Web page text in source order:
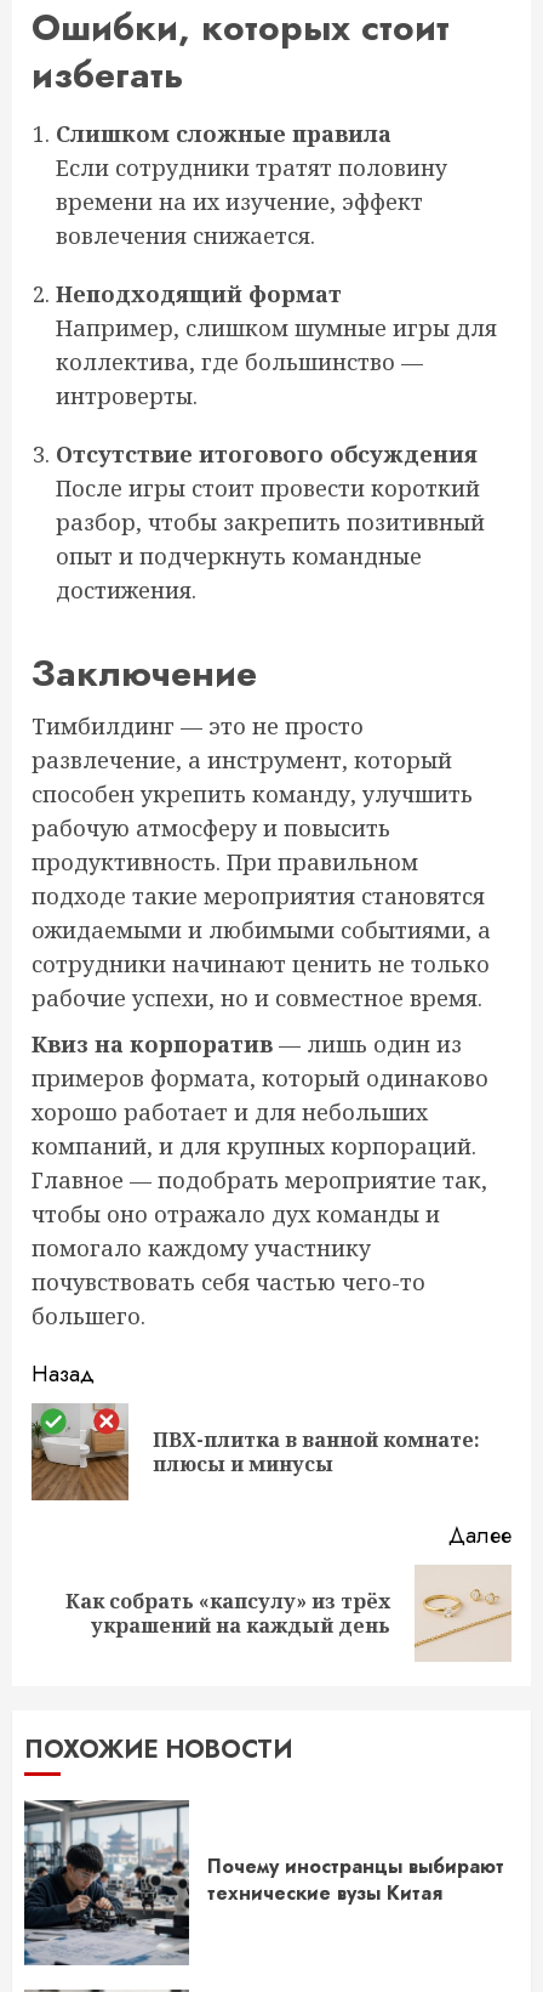
Ошибки, которых стоит
избегать
Слишком сложные правила
Если сотрудники тратят половину
времени на их изучение, эффект
вовлечения снижается.
Неподходящий формат
Например, слишком шумные игры для
коллектива, где большинство —
интроверты.
Отсутствие итогового обсуждения
После игры стоит провести короткий
разбор, чтобы закрепить позитивный
опыт и подчеркнуть командные
достижения.
Заключение
Тимбилдинг — это не просто
развлечение, а инструмент, который
способен укрепить команду, улучшить
рабочую атмосферу и повысить
продуктивность. При правильном
подходе такие мероприятия становятся
ожидаемыми и любимыми событиями, а
сотрудники начинают ценить не только
рабочие успехи, но и совместное время.
Квиз на корпоратив — лишь один из
примеров формата, который одинаково
хорошо работает и для небольших
компаний, и для крупных корпораций.
Главное — подобрать мероприятие так,
чтобы оно отражало дух команды и
помогало каждому участнику
почувствовать себя частью чего-то
большего.
Продолжить
чтение
Назад
ПВХ-плитка в ванной комнате:
плюсы и минусы
Далее
Следующая
запись:
Как собрать «капсулу» из трёх
украшений на каждый день
ПОХОЖИЕ НОВОСТИ
Почему иностранцы выбирают
технические вузы Китая